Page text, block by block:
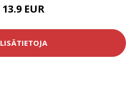
13.9 EUR
LISÄTIETOJA